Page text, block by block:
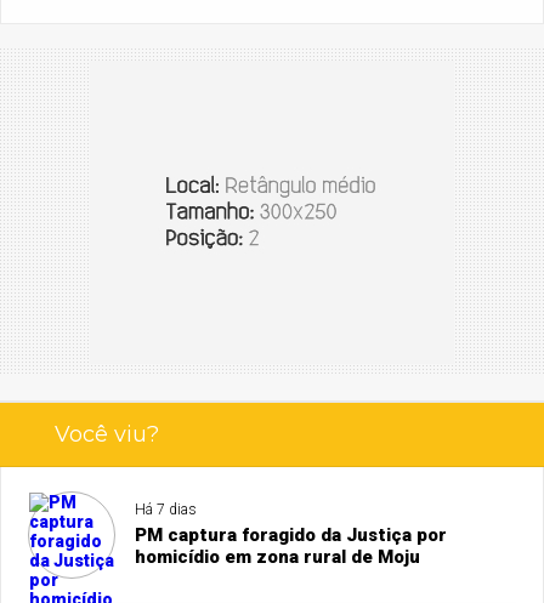
Você viu?
Há 7 dias
PM captura foragido da Justiça por
homicídio em zona rural de Moju